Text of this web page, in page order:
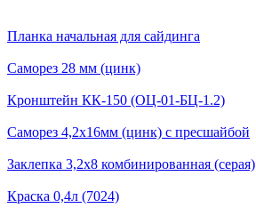
Планка начальная для сайдинга
Саморез 28 мм (цинк)
Кронштейн КК-150 (ОЦ-01-БЦ-1.2)
Саморез 4,2х16мм (цинк) с пресшайбой
Заклепка 3,2х8 комбинированная (серая)
Краска 0,4л (7024)